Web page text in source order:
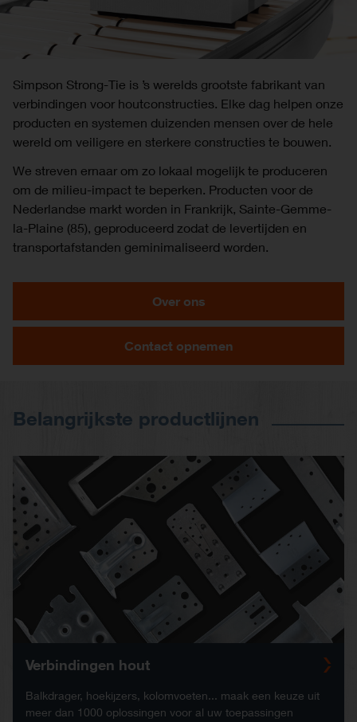
Simpson Strong-Tie is ’s werelds grootste fabrikant van
verbindingen voor houtconstructies. Elke dag helpen onze
producten en systemen duizenden mensen over de hele
wereld om veiligere en sterkere constructies te bouwen.
We streven ernaar om zo lokaal mogelijk te produceren
om de milieu-impact te beperken. Producten voor de
Nederlandse markt worden in Frankrijk, Sainte-Gemme-
la-Plaine (85), geproduceerd zodat de levertijden en
transportafstanden geminimaliseerd worden.
Over ons
Contact opnemen
Belangrijkste productlijnen
Verbindingen hout
Balkdrager, hoekijzers, kolomvoeten... maak een keuze uit
meer dan 1000 oplossingen voor al uw toepassingen